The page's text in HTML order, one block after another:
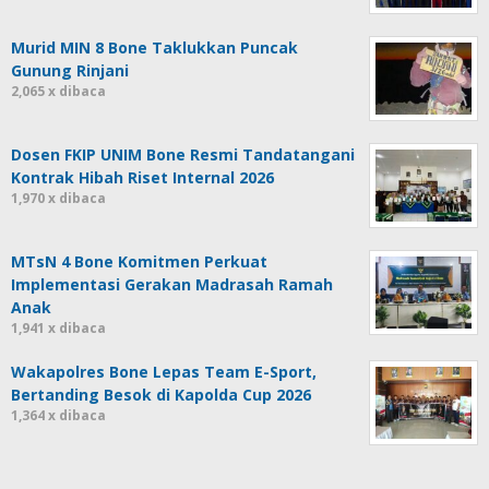
Murid MIN 8 Bone Taklukkan Puncak
Gunung Rinjani
2,065 x dibaca
Dosen FKIP UNIM Bone Resmi Tandatangani
Kontrak Hibah Riset Internal 2026
1,970 x dibaca
MTsN 4 Bone Komitmen Perkuat
Implementasi Gerakan Madrasah Ramah
Anak
1,941 x dibaca
Wakapolres Bone Lepas Team E-Sport,
Bertanding Besok di Kapolda Cup 2026
1,364 x dibaca